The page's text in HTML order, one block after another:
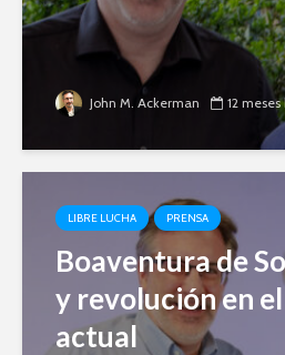
John M. Ackerman 12
LIBRE LUCHA PRENSA
Boaventura de
y revolución en
actual